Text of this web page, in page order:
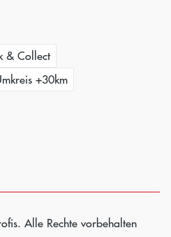
& Collect
+30km
Alle Rechte vorbehalten